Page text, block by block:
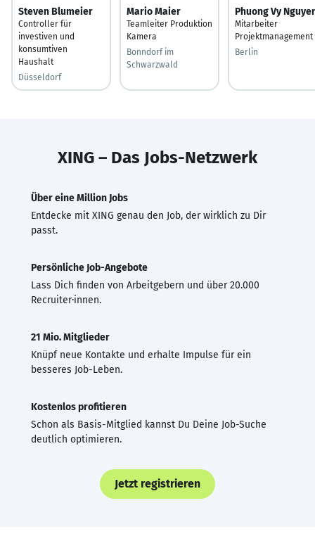
Steven Blumeier
Controller für
investiven und
konsumtiven
Haushalt
Düsseldorf
Mario Maier
Teamleiter Produktion
Kamera
Bonndorf im
Schwarzwald
Phuong Vy
Mitarbeiter
Projektmanagement
Berlin
XING – Das Jobs-Netzwerk
Über eine Million Jobs
Entdecke mit XING genau den Job, der wirklich zu Dir
passt.
Persönliche Job-Angebote
Lass Dich finden von Arbeitgebern und über 20.000
Recruiter·innen.
21 Mio. Mitglieder
Knüpf neue Kontakte und erhalte Impulse für ein
besseres Job-Leben.
Kostenlos profitieren
Schon als Basis-Mitglied kannst Du Deine Job-Suche
deutlich optimieren.
Jetzt registrieren